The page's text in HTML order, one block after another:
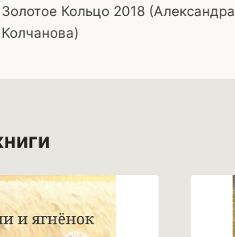
по
записям
Золотое Кольцо 2018 (Александра
Колчанова)